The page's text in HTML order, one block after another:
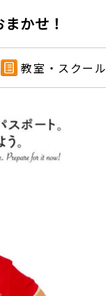
かせ！
教室・スクール